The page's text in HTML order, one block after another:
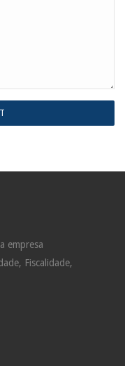
empresa
Fiscalidade,